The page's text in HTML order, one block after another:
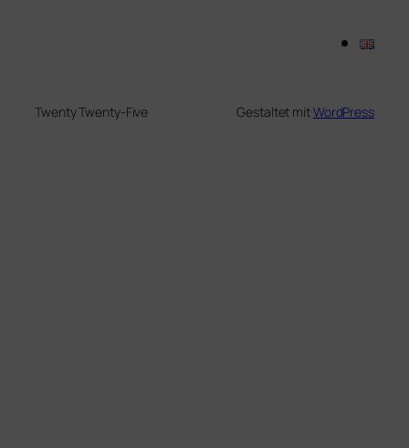
Twenty Twenty-Five Gestaltet mitWordPress